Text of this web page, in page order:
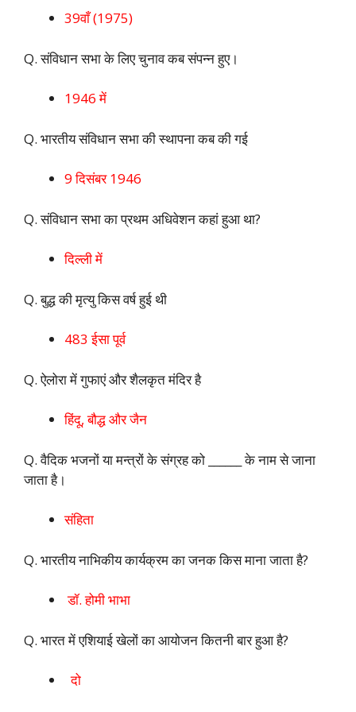
39वाँ (1975)
Q. संविधान सभा के लिए चुनाव कब संपन्न हुए।
1946 में
Q. भारतीय संविधान सभा की स्थापना कब की गई
9 दिसंबर 1946
Q. संविधान सभा का प्रथम अधिवेशन कहां हुआ था?
दिल्ली में
Q. बुद्ध की मृत्यु किस वर्ष हुई थी
483 ईसा पूर्व
Q. ऐलोरा में गुफाएं और शैलकृत मंदिर है
हिंदू, बौद्ध और जैन
Q. वैदिक भजनों या मन्त्रों के संग्रह को ______ के नाम से जाना
जाता है।
संहिता
Q. भारतीय नाभिकीय कार्यक्रम का जनक किस माना जाता है?
डॉ. होमी भाभा
Q. भारत में एशियाई खेलों का आयोजन कितनी बार हुआ है?
दो